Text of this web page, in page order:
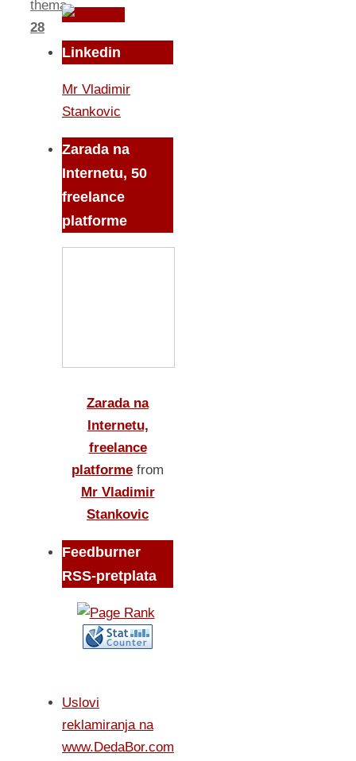
thema
28
Linkedin
Mr Vladimir
Stankovic
Zarada na
Internetu, 50
freelance
platforme
Zarada na
Internetu,
freelance
platforme from
Mr Vladimir
Stankovic
Feedburner
RSS-pretplata
Uslovi
reklamiranja na
www.DedaBor.com